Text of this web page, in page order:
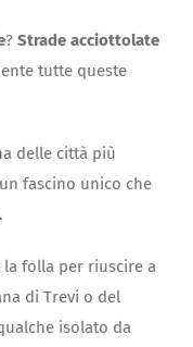
? Strade acciottolate
tutte queste
delle città più
fascino unico che
folla per riuscire a
di Trevi o del
isolato da